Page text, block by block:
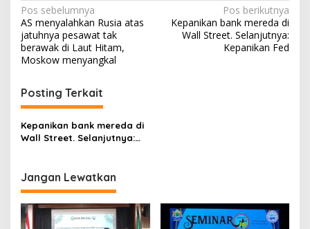
Navigasi
pos
Pos sebelumnya
AS menyalahkan Rusia atas
jatuhnya pesawat tak
berawak di Laut Hitam,
Moskow menyangkal
Pos berikutnya
Kepanikan bank mereda di
Wall Street. Selanjutnya:
Kepanikan Fed
Posting Terkait
Kepanikan bank mereda di
Wall Street. Selanjutnya:
Jangan Lewatkan